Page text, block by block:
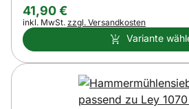
41,90€
Steuerhinweis:
inkl. MwSt. zzgl. Versandkosten
Variante